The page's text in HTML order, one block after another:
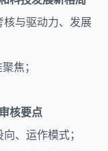
核与驱动力、发展
焦；
核要点
、运作模式；